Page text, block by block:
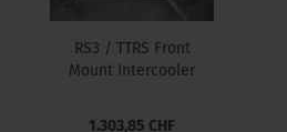
RS3 / TTRS Front
Mount Intercooler
1.303,85 CHF